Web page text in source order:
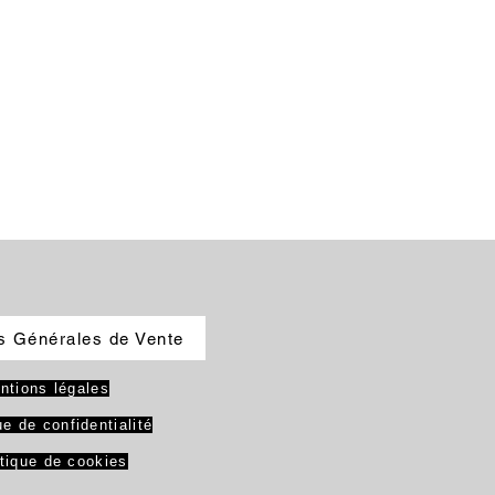
Générales de Vente
légales
de confidentialité
de cookies